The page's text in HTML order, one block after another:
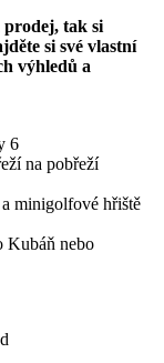
tak si
si své vlastní
výhledů a
6
na pobřeží
minigolfové hřiště
Kubáň nebo